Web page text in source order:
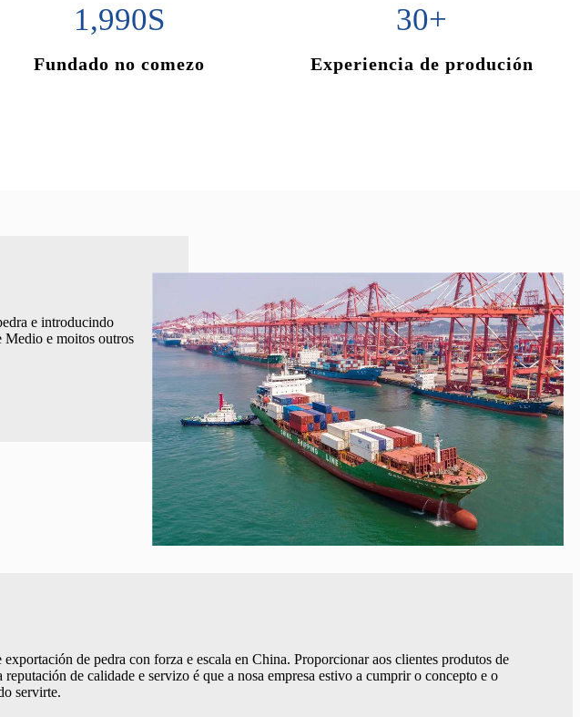
1,990S
Fundado no comezo
30+
Experiencia de produción
e introducindo
Medio e moitos outros
de pedra con forza e escala en China. Proporcionar aos clientes produtos de
de calidade e servizo é que a nosa empresa estivo a cumprir o concepto e o
servirte.